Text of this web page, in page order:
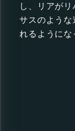
し、リアが
サスのよう
れるようにな